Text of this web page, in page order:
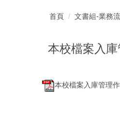
首頁 文書組-業務
本校檔案入
本校檔案入庫管理